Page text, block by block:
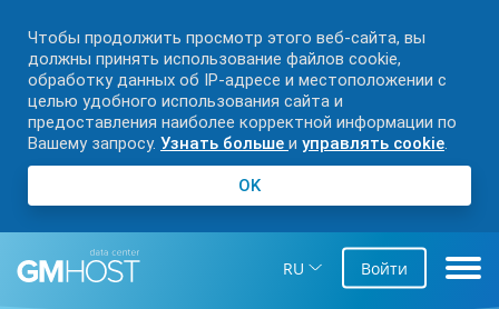
Чтобы продолжить просмотр этого веб-сайта, вы
должны принять использование файлов cookie,
обработку данных об IP-адресе и местоположении с
целью удобного использования сайта и
предоставления наиболее корректной информации по
Вашему запросу. Узнать больше и управлять cookie.
OK
RU Войти